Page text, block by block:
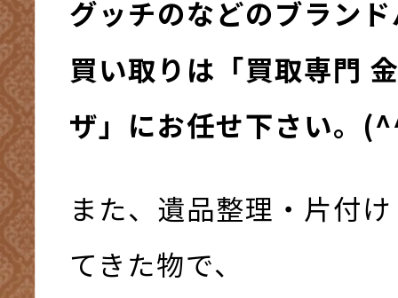
グッチのなどのブラン
買い取りは「買取専門
ザ」にお任せ下さい。
また、遺品整理・片付
てきた物で、